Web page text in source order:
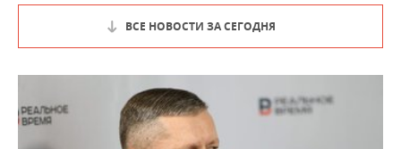
ВСЕ НОВОСТИ ЗА СЕГОДНЯ